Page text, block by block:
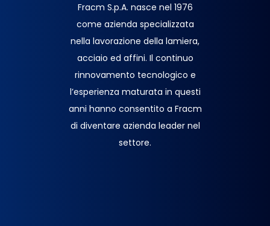
Fracm S.p.A. nasce nel 1976
come azienda specializzata
nella lavorazione della lamiera,
acciaio ed affini. Il continuo
rinnovamento tecnologico e
l’esperienza maturata in questi
anni hanno consentito a Fracm
di diventare azienda leader nel
settore.